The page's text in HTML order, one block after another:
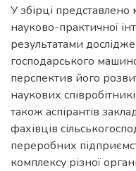
У збірці представлено
науково-практичної
результатами
господарського
перспектив його
наукових
також аспірантів
фахівців
переробних
комплексу різної